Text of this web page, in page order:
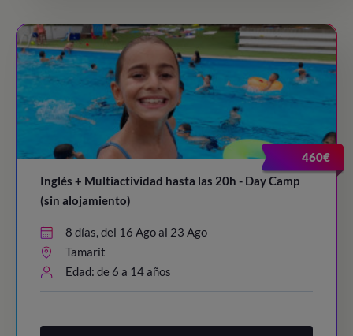
460€
Inglés + Multiactividad hasta las 20h - Day Camp
(sin alojamiento)
8 días, del 16 Ago al 23 Ago
Tamarit
Edad: de 6 a 14 años